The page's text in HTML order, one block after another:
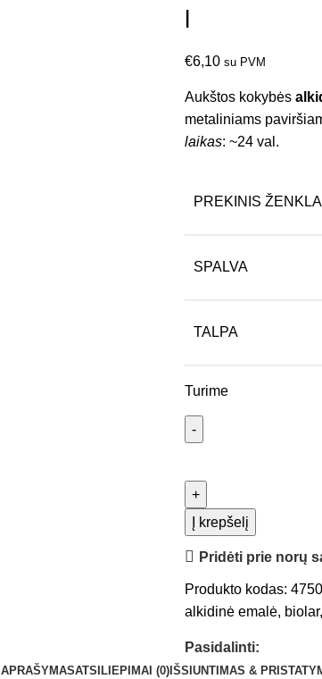
l
€6,10 su PVM
Aukštos kokybės
metaliniams
laikas: ~24 val.
PREKINIS
SPALVA
TALPA
Turime
Į krepšelį
Pridėti prie norų
Produkto kodas:
alkidinė emalė, biolar,
Pasidalinti:
APRAŠYMASATSILIEPIMAI (0)IŠSIUNTIMAS &